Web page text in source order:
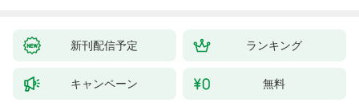
新刊配信予定 ランキング
キャンペーン 無料